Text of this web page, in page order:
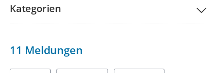
gültige E-Mail Adresse nicht bearbeitet werden können.
Kategorien
11 Meldungen